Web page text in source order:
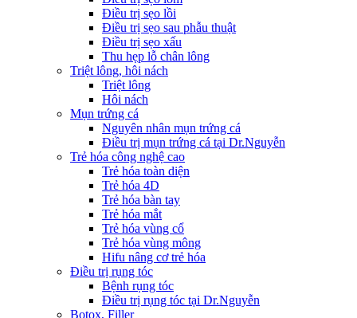
Điều trị sẹo lồi
Điều trị sẹo sau phẫu thuật
Điều trị sẹo xấu
Thu hẹp lỗ chân lông
Triệt lông, hôi nách
Triệt lông
Hôi nách
Mụn trứng cá
Nguyên nhân mụn trứng cá
Điều trị mụn trứng cá tại Dr.Nguyễn
Trẻ hóa công nghệ cao
Trẻ hóa toàn diện
Trẻ hóa 4D
Trẻ hóa bàn tay
Trẻ hóa mắt
Trẻ hóa vùng cổ
Trẻ hóa vùng mông
Hifu nâng cơ trẻ hóa
Điều trị rụng tóc
Bệnh rụng tóc
Điều trị rụng tóc tại Dr.Nguyễn
Botox, Filler